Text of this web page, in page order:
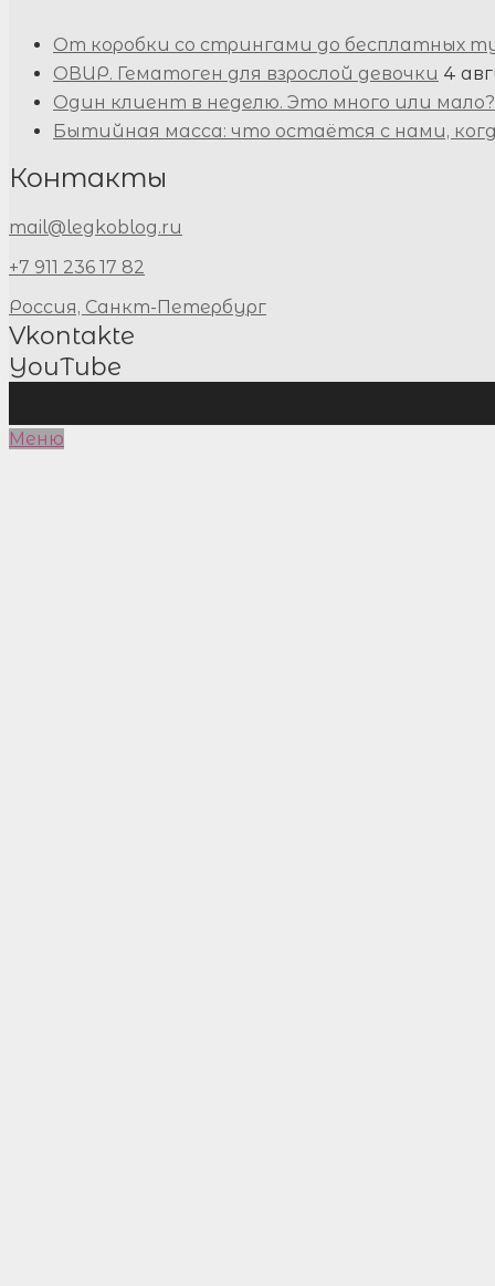
От коробки со стрингами до бесплатных
ОВИР. Гематоген для взрослой девочки 4
Один клиент в неделю. Это много или мало?
Бытийная масса: что остаётся с нами,
Контакты
mail@legkoblog.ru
+7 911 236 17 82
Россия, Санкт-Петербург
Vkontakte
YouTube
Меню